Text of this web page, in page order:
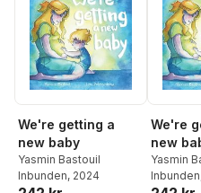
We're getting a
new baby
Yasmin Bastouil
Inbunden, 2024
We're
new
Yasmin
Inbunden